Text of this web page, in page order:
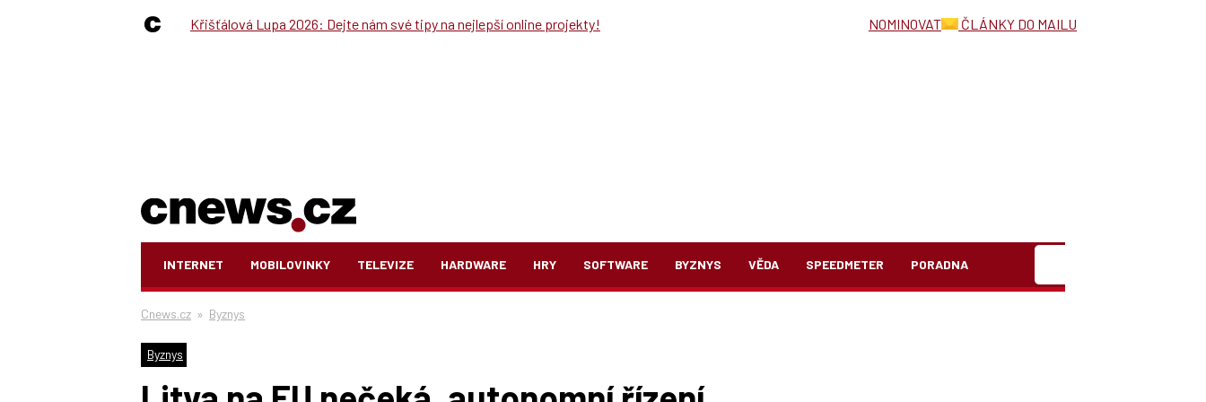
INTERNET MOBILOVINKY TELEVIZE HARDWARE HRY SOFTWARE BYZNYS VĚDA SPEEDMETER PORADNA
Cnews.cz » Byznys
Byznys
Křišťálová Lupa 2026: Dejte nám své tipy na nejlepší online projekty! NOMINOVAT ČLÁNKY DO MAILU